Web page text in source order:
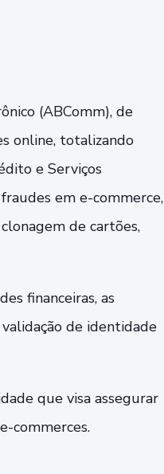
(ABComm), de
online, totalizando
e Serviços
em e-commerce,
de cartões,
financeiras, as
de identidade
que visa assegurar
commerces.